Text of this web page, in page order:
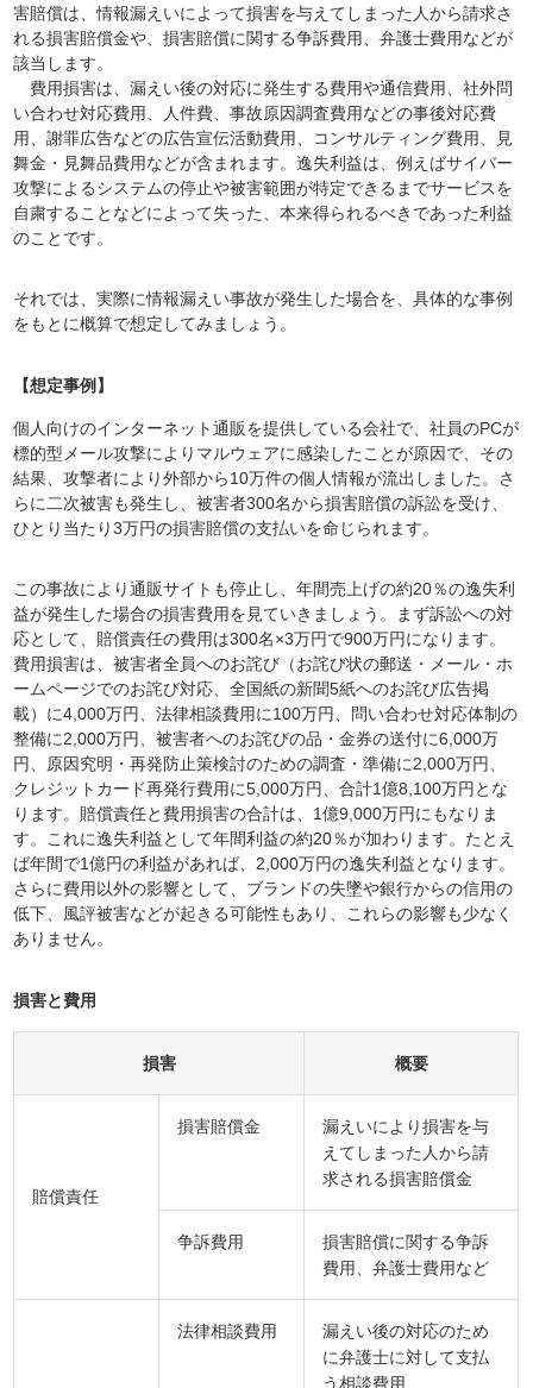
害賠償は、情報漏えいによって損害を与えてしまった人から請求さ
れる損害賠償金や、損害賠償に関する争訴費用、弁護士費用などが
該当します。
費用損害は、漏えい後の対応に発生する費用や通信費用、社外問
い合わせ対応費用、人件費、事故原因調査費用などの事後対応費
用、謝罪広告などの広告宣伝活動費用、コンサルティング費用、見
舞金・見舞品費用などが含まれます。逸失利益は、例えばサイバー
攻撃によるシステムの停止や被害範囲が特定できるまでサービスを
自粛することなどによって失った、本来得られるべきであった利益
のことです。
それでは、実際に情報漏えい事故が発生した場合を、具体的な事例
をもとに概算で想定してみましょう。
【想定事例】
個人向けのインターネット通販を提供している会社で、社員のPCが
標的型メール攻撃によりマルウェアに感染したことが原因で、その
結果、攻撃者により外部から10万件の個人情報が流出しました。さ
らに二次被害も発生し、被害者300名から損害賠償の訴訟を受け、
ひとり当たり3万円の損害賠償の支払いを命じられます。
この事故により通販サイトも停止し、年間売上げの約20％の逸失利
益が発生した場合の損害費用を見ていきましょう。まず訴訟への対
応として、賠償責任の費用は300名×3万円で900万円になります。
費用損害は、被害者全員へのお詫び（お詫び状の郵送・メール・ホ
ームページでのお詫び対応、全国紙の新聞5紙へのお詫び広告掲
載）に4,000万円、法律相談費用に100万円、問い合わせ対応体制の
整備に2,000万円、被害者へのお詫びの品・金券の送付に6,000万
円、原因究明・再発防止策検討のための調査・準備に2,000万円、
クレジットカード再発行費用に5,000万円、合計1億8,100万円とな
ります。賠償責任と費用損害の合計は、1億9,000万円にもなりま
す。これに逸失利益として年間利益の約20％が加わります。たとえ
ば年間で1億円の利益があれば、2,000万円の逸失利益となります。
さらに費用以外の影響として、ブランドの失墜や銀行からの信用の
低下、風評被害などが起きる可能性もあり、これらの影響も少なく
ありません。
損害と費用
損害 概要
賠償責任
損害賠償金
漏えいにより損害を与
えてしまった人から請
求される損害賠償金
争訴費用
損害賠償に関する争訴
費用、弁護士費用など
法律相談費用
漏えい後の対応のため
に弁護士に対して支払
う相談費用